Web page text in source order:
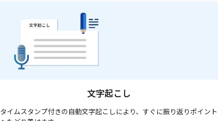
文字起こし
タイムスタンプ付きの自動文字起こしにより、すぐに振り返りポイント